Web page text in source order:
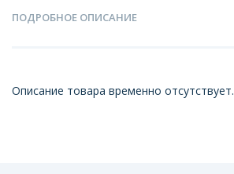
ПОДРОБНОЕ ОПИСАНИЕ
Описание товара временно отсутствует.